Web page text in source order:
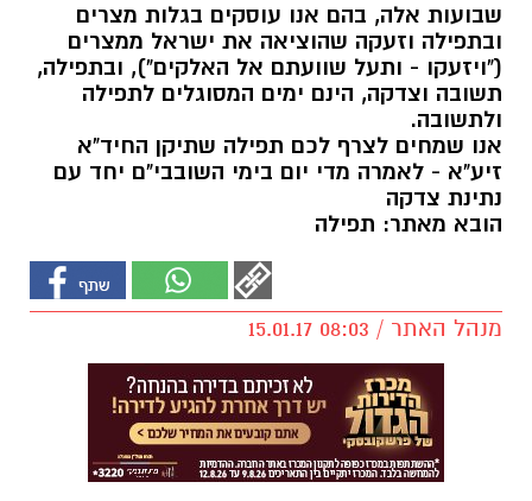
שבועות אלה, בהם אנו עוסקים בגלות מצרים
ובתפילה וזעקה שהוציאה את ישראל ממצרים
("ויזעקו - ותעל שוועתם אל האלקים"), ובתפילה,
תשובה וצדקה, הינם ימים המסוגלים לתפילה
ולתשובה.
אנו שמחים לצרף לכם תפילה שתיקן החיד"א
זיע"א - לאמרה מדי יום בימי השובבי"ם יחד עם
נתינת צדקה
הובא מאתר: תפילה
מנהל האתר / 08:03 15.01.17